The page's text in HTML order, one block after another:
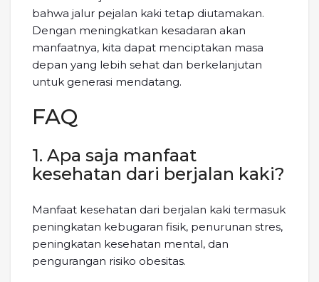
bahwa jalur pejalan kaki tetap diutamakan.
Dengan meningkatkan kesadaran akan
manfaatnya, kita dapat menciptakan masa
depan yang lebih sehat dan berkelanjutan
untuk generasi mendatang.
FAQ
1. Apa saja manfaat
kesehatan dari berjalan kaki?
Manfaat kesehatan dari berjalan kaki termasuk
peningkatan kebugaran fisik, penurunan stres,
peningkatan kesehatan mental, dan
pengurangan risiko obesitas.